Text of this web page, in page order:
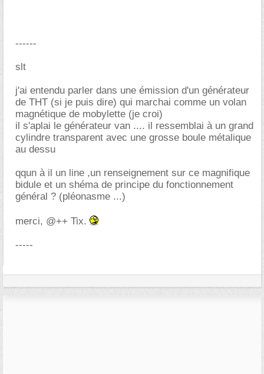
------
slt
j'ai entendu parler dans une émission d'un générateur
de THT (si je puis dire) qui marchai comme un volan
magnétique de mobylette (je croi)
il s'aplai le générateur van .... il ressemblai à un grand
cylindre transparent avec une grosse boule métalique
au dessu
qqun à il un line ,un renseignement sur ce magnifique
bidule et un shéma de principe du fonctionnement
général ? (pléonasme ...)
merci, @++ Tix.
-----